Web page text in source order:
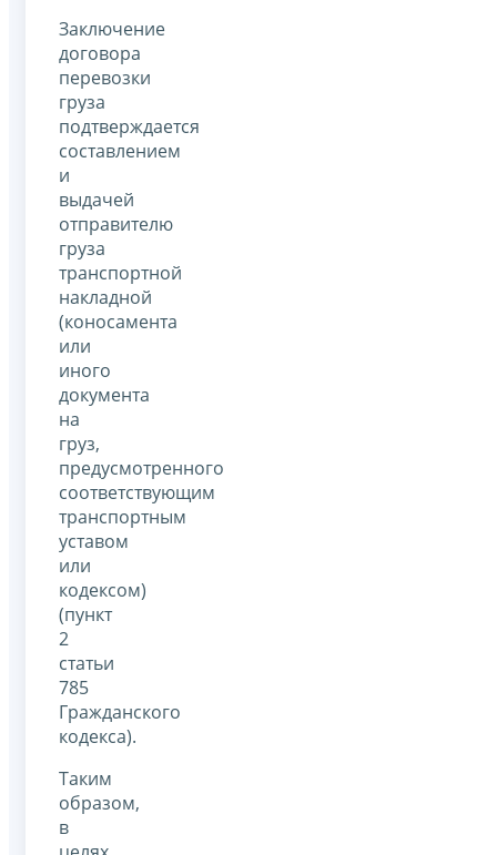
Заключение
договора
перевозки
груза
подтверждается
составлением
и
выдачей
отправителю
груза
транспортной
накладной
(коносамента
или
иного
документа
на
груз,
предусмотренного
соответствующим
транспортным
уставом
или
кодексом)
(пункт
2
статьи
785
Гражданского
кодекса).
Таким
образом,
в